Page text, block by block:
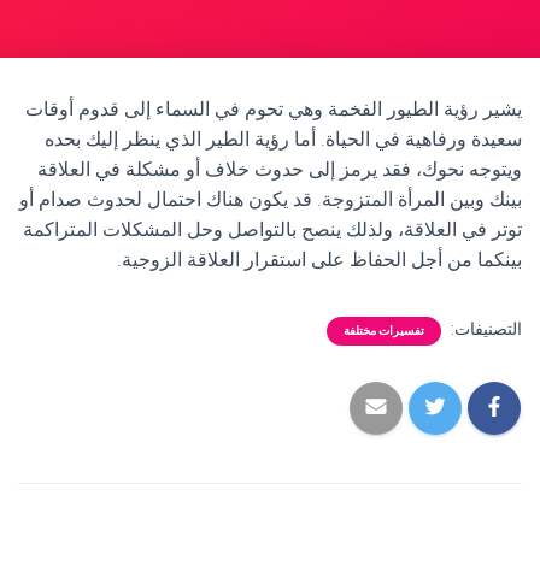
يشير رؤية الطيور الفخمة وهي تحوم في السماء إلى قدوم أوقات
سعيدة ورفاهية في الحياة. أما رؤية الطير الذي ينظر إليك بحده
ويتوجه نحوك، فقد يرمز إلى حدوث خلاف أو مشكلة في العلاقة
بينك وبين المرأة المتزوجة. قد يكون هناك احتمال لحدوث صدام أو
توتر في العلاقة، ولذلك ينصح بالتواصل وحل المشكلات المتراكمة
بينكما من أجل الحفاظ على استقرار العلاقة الزوجية.
التصنيفات: تفسيرات مختلفة